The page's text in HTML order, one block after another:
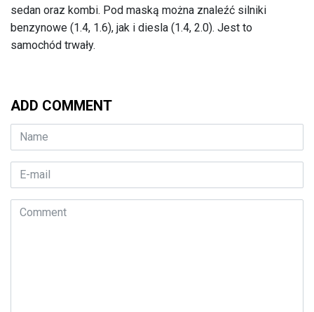
sedan oraz kombi. Pod maską można znaleźć silniki
benzynowe (1.4, 1.6), jak i diesla (1.4, 2.0). Jest to
samochód trwały.
ADD COMMENT